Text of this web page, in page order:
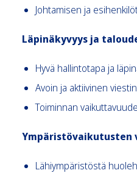
Johtamisen ja
Läpinäkyvyys ja
Hyvä hallintotapa ja
Avoin ja aktiivinen
Toiminnan
Ympäristövaikutusten
Lähiympäristöstä